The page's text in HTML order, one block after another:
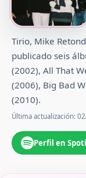
Tirio, Mike
publicado seis
(2002), All That
(2006), Big Bad
(2010).
Última actualización:
Perfil en